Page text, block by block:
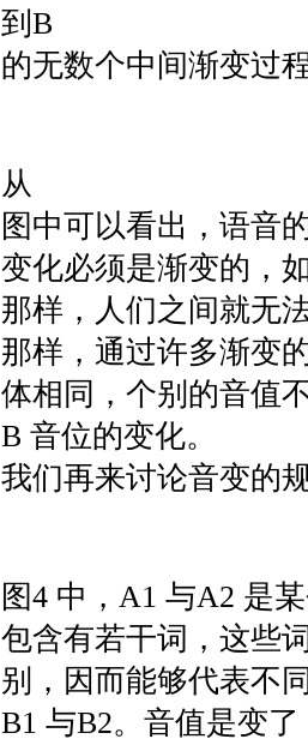
到B
的无数个中间渐变过
从
图中可以看出，语音
变化必须是渐变的，
那样，人们之间就无
那样，通过许多渐变
体相同，个别的音值
B 音位的变化。
我们再来讨论音变的
图4 中，A1 与A2 是
包含有若干词，这些
别，因而能够代表不
B1 与B2。音值是变